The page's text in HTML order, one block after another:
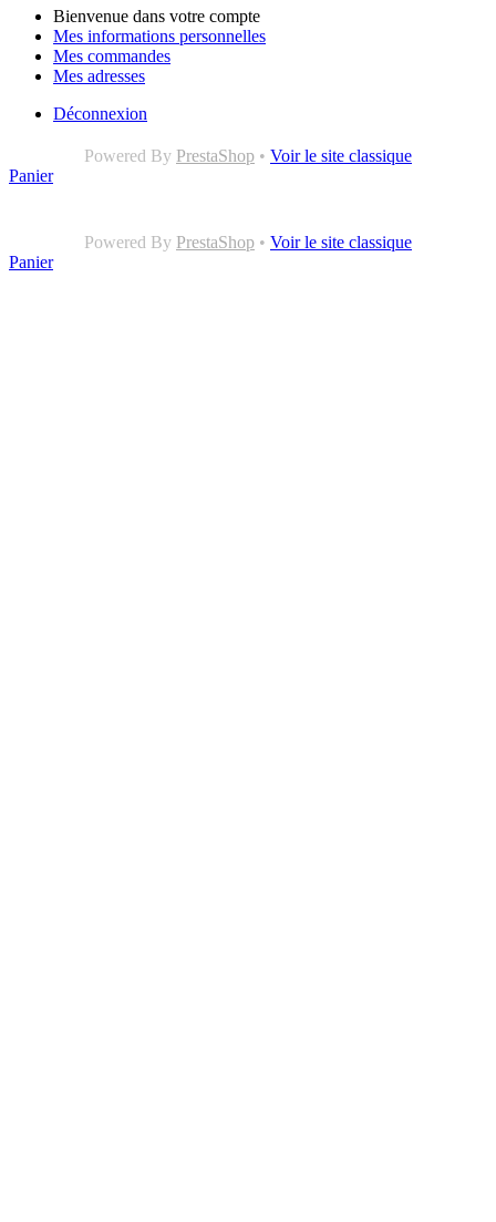
Bienvenue dans votre compte
Mes informations personnelles
Mes commandes
Mes adresses
Déconnexion
Powered By PrestaShop • Voir le site classique
Panier
Powered By PrestaShop • Voir le site classique
Panier